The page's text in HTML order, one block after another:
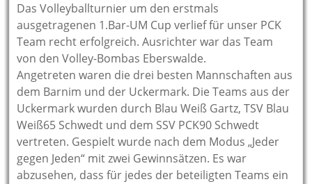
Das Volleyballturnier um den erstmals
ausgetragenen 1.Bar-UM Cup verlief für unser PCK
Team recht erfolgreich. Ausrichter war das Team
von den Volley-Bombas Eberswalde.
Angetreten waren die drei besten Mannschaften aus
dem Barnim und der Uckermark. Die Teams aus der
Uckermark wurden durch Blau Weiß Gartz, TSV Blau
Weiß65 Schwedt und dem SSV PCK90 Schwedt
vertreten. Gespielt wurde nach dem Modus „Jeder
gegen Jeden“ mit zwei Gewinnsätzen. Es war
abzusehen, dass für jedes der beteiligten Teams ein